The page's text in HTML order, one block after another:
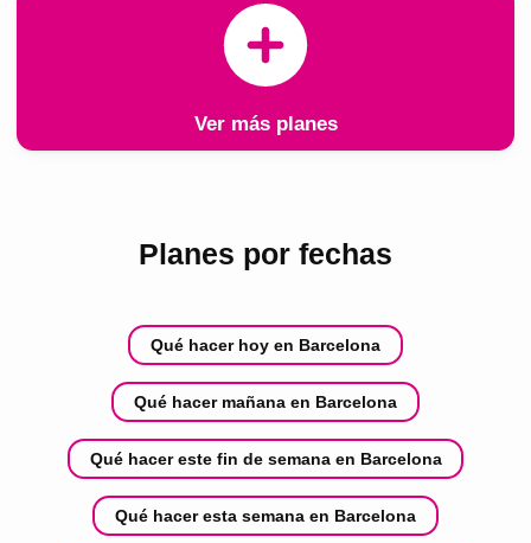
Ver más planes
Planes por fechas
Qué hacer hoy en Barcelona
Qué hacer mañana en Barcelona
Qué hacer este fin de semana en Barcelona
Qué hacer esta semana en Barcelona